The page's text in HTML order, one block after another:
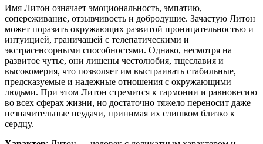
Имя Литон означает эмоциональность, эмпатию,
сопереживание, отзывчивость и добродушие. Зачастую Литон
может поразить окружающих развитой проницательностью и
интуицией, граничащей с телепатическими и
экстрасенсорными способностями. Однако, несмотря на
развитое чутье, они лишены честолюбия, тщеславия и
высокомерия, что позволяет им выстраивать стабильные,
предсказуемые и надежные отношения с окружающими
людьми. При этом Литон стремится к гармонии и равновесию
во всех сферах жизни, но достаточно тяжело переносит даже
незначительные неудачи, принимая их слишком близко к
сердцу.